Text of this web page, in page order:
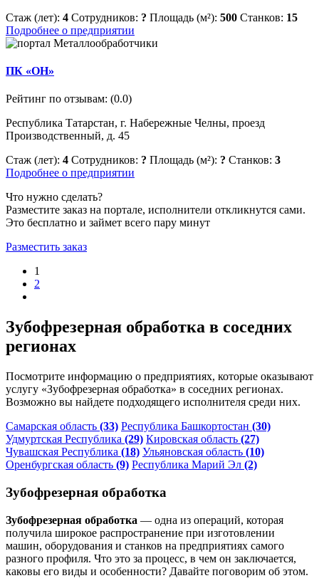
Стаж (лет): 4 Сотрудников: ? Площадь (м²): 500 Станков: 15
Подробнее о предприятии
ПК «ОН»
Рейтинг по отзывам: (0.0)
Республика Татарстан, г. Набережные Челны, проезд
Производственный, д. 45
Стаж (лет): 4 Сотрудников: ? Площадь (м²): ? Станков: 3
Подробнее о предприятии
Что нужно сделать?
Разместите заказ на портале, исполнители откликнутся сами.
Это бесплатно и займет всего пару минут
Разместить заказ
1
2
Зубофрезерная обработка в соседних
регионах
Посмотрите информацию о предприятиях, которые оказывают
услугу «Зубофрезерная обработка» в соседних регионах.
Возможно вы найдете подходящего исполнителя среди них.
Самарская область (33) Республика Башкортостан (30)
Удмуртская Республика (29) Кировская область (27)
Чувашская Республика (18) Ульяновская область (10)
Оренбургская область (9) Республика Марий Эл (2)
Зубофрезерная обработка
Зубофрезерная обработка — одна из операций, которая
получила широкое распространение при изготовлении
машин, оборудования и станков на предприятиях самого
разного профиля. Что это за процесс, в чем он заключается,
каковы его виды и особенности? Давайте поговорим об этом.